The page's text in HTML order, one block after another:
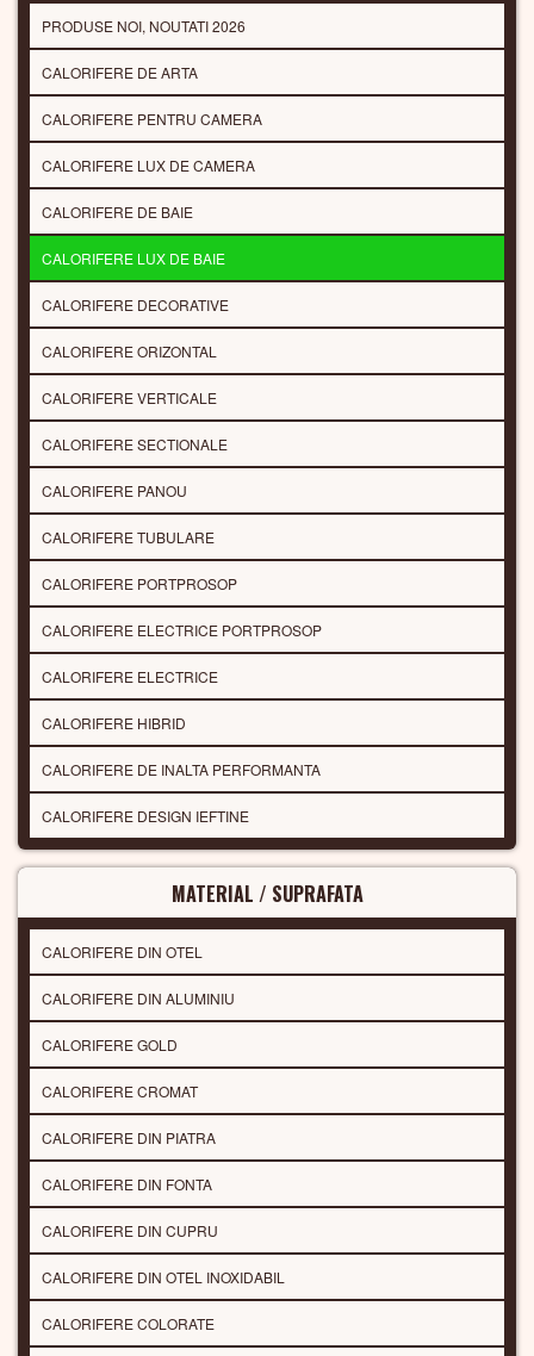
PRODUSE NOI, NOUTATI 2026
CALORIFERE DE ARTA
CALORIFERE PENTRU CAMERA
CALORIFERE LUX DE CAMERA
CALORIFERE DE BAIE
CALORIFERE LUX DE BAIE
CALORIFERE DECORATIVE
CALORIFERE ORIZONTAL
CALORIFERE VERTICALE
CALORIFERE SECTIONALE
CALORIFERE PANOU
CALORIFERE TUBULARE
CALORIFERE PORTPROSOP
CALORIFERE ELECTRICE PORTPROSOP
CALORIFERE ELECTRICE
CALORIFERE HIBRID
CALORIFERE DE INALTA PERFORMANTA
CALORIFERE DESIGN IEFTINE
MATERIAL / SUPRAFATA
CALORIFERE DIN OTEL
CALORIFERE DIN ALUMINIU
CALORIFERE GOLD
CALORIFERE CROMAT
CALORIFERE DIN PIATRA
CALORIFERE DIN FONTA
CALORIFERE DIN CUPRU
CALORIFERE DIN OTEL INOXIDABIL
CALORIFERE COLORATE